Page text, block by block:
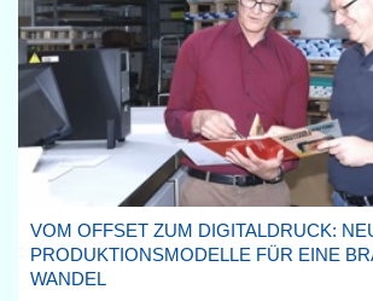
VOM OFFSET ZUM DIGITALDRUCK:
PRODUKTIONSMODELLE FÜR EINE
WANDEL